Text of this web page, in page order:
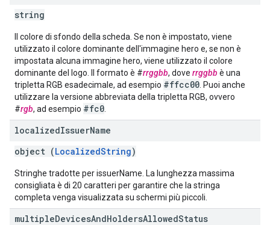
string
Il colore di sfondo della scheda. Se non è impostato, viene
utilizzato il colore dominante dell'immagine hero e, se non è
impostata alcuna immagine hero, viene utilizzato il colore
dominante del logo. Il formato è #rrggbb, dove rrggbb è una
tripletta RGB esadecimale, ad esempio #ffcc00 . Puoi anche
utilizzare la versione abbreviata della tripletta RGB, ovvero
#rgb, ad esempio #fc0
localizedIssuerName
object (LocalizedString)
Stringhe tradotte per issuerName. La lunghezza massima
consigliata è di 20 caratteri per garantire che la stringa
completa venga visualizzata su schermi più piccoli.
multipleDevicesAndHoldersAllowedStatus